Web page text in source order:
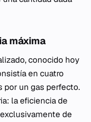
máxima
conocido hoy
en cuatro
por un gas perfecto.
la eficiencia de
de